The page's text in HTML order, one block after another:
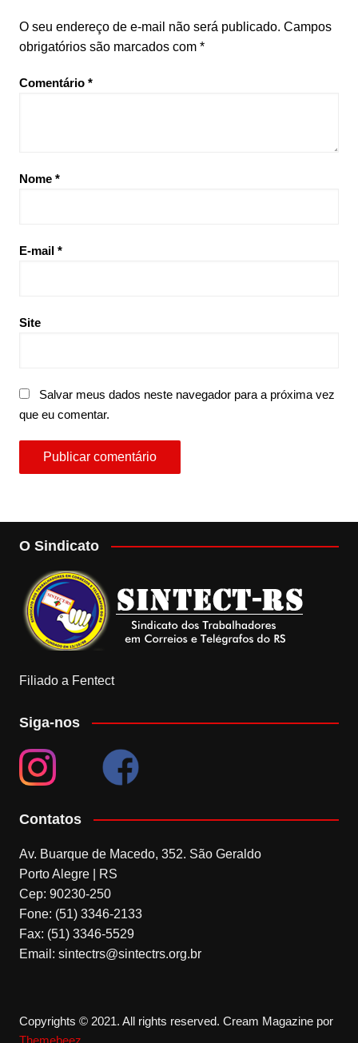
O seu endereço de e-mail não será publicado. Campos
obrigatórios são marcados com *
Comentário *
Nome *
E-mail *
Site
Salvar meus dados neste navegador para a próxima vez
que eu comentar.
O Sindicato
Filiado a Fentect
Siga-nos
Contatos
Av. Buarque de Macedo, 352. São Geraldo
Porto Alegre | RS
Cep: 90230-250
Fone: (51) 3346-2133
Fax: (51) 3346-5529
Email: sintectrs@sintectrs.org.br
Copyrights © 2021. All rights reserved. Cream Magazine por
Themebeez